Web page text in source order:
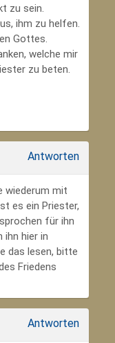
zu sein.
ihm zu helfen.
Gottes.
welche mir
zu beten.
Antworten
wiederum mit
es ein Priester,
für ihn
ihn hier in
das lesen, bitte
Friedens
Antworten